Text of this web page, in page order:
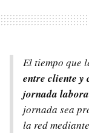
El tiempo que
entre cliente y
jornada
jornada sea
la red